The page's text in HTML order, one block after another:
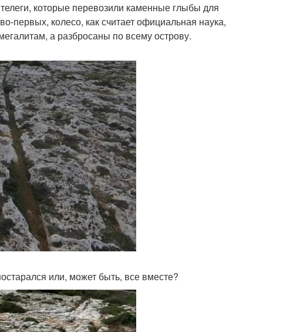
которые перевозили каменные глыбы для
первых, колесо, как считает официальная наука,
а разбросаны по всему острову.
или, может быть, все вместе?